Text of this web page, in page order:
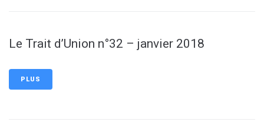
Le Trait d’Union n°32 – janvier 2018
PLUS